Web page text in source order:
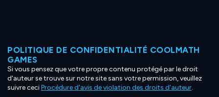
POLITIQUE DE CONFIDENTIALITÉ COOLMATH
GAMES
Si vous pensez que votre propre contenu protégé par le droit
d'auteur se trouve sur notre site sans votre permission, veuillez
suivre ceciProcédure d'avis de violation des droits d'auteur.